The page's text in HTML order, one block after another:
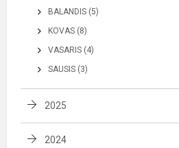
BALANDIS (5)
KOVAS (8)
VASARIS (4)
SAUSIS (3)
2025
2024